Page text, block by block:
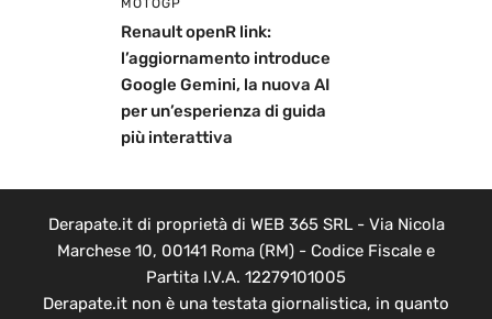
MOTOGP
Renault openR link:
l’aggiornamento introduce
Google Gemini, la nuova AI
per un’esperienza di guida
più interattiva
Derapate.it di proprietà di WEB 365 SRL - Via Nicola
Marchese 10, 00141 Roma (RM) - Codice Fiscale e
Partita I.V.A. 12279101005
Derapate.it non è una testata giornalistica, in quanto